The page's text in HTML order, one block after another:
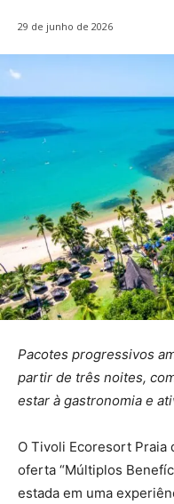
29 de junho de 2026
Pacotes progressivos
partir de três noites,
estar à gastronomia e
O Tivoli Ecoresort Praia
oferta “Múltiplos
estada em uma